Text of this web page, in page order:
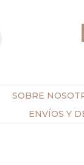
SOBRE
ENVÍOS Y